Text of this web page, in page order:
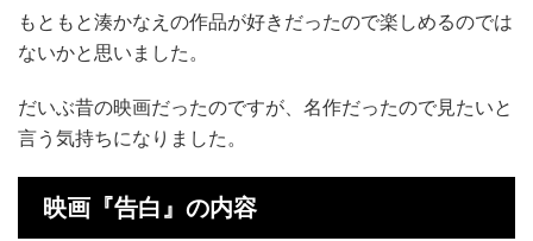
もともと湊かなえの作品が好きだったので楽しめるのでは
ないかと思いました。
だいぶ昔の映画だったのですが、名作だったので見たいと
言う気持ちになりました。
映画『告白』の内容